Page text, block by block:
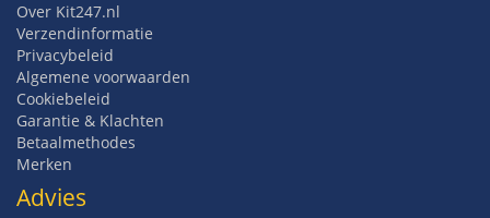
Over Kit247.nl
Verzendinformatie
Privacybeleid
Algemene voorwaarden
Cookiebeleid
Garantie & Klachten
Betaalmethodes
Merken
Advies